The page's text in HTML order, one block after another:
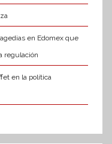
en Edomex que
regulación
en la política